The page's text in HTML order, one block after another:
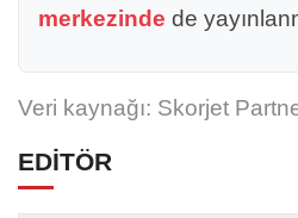
merkezinde de
Veri kaynağı: Skorjet
EDİTÖR